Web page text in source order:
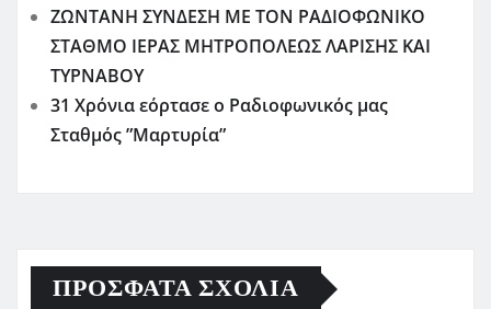
ΖΩΝΤΑΝΗ ΣΥΝΔΕΣΗ ΜΕ ΤΟΝ ΡΑΔΙΟΦΩΝΙΚΟ
ΣΤΑΘΜΟ ΙΕΡΑΣ ΜΗΤΡΟΠΟΛΕΩΣ ΛΑΡΙΣΗΣ ΚΑΙ
ΤΥΡΝΑΒΟΥ
31 Χρόνια εόρτασε ο Ραδιοφωνικός μας
Σταθμός ”Μαρτυρία”
ΠΡΌΣΦΑΤΑ ΣΧΌΛΙΑ